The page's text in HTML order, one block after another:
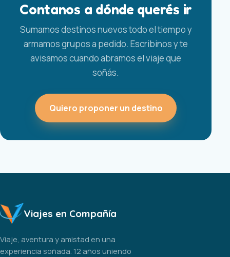
Contanos a dónde querés ir
Sumamos destinos nuevos todo el tiempo y
armamos grupos a pedido. Escribinos y te
avisamos cuando abramos el viaje que
soñás.
Quiero proponer un destino
Viajes en Compañía
Viaje, aventura y amistad en una
experiencia soñada. 12 años uniendo